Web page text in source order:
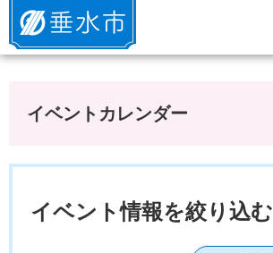
垂水市
イベントカレンダー
イベント情報を絞り込む